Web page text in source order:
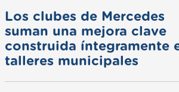
Los clubes de Mercedes
suman una mejora clave
construida íntegramente
talleres municipales